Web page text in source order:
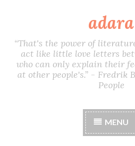
adara
“That's the power of
act like little love letters
who can only explain their
at other people's.” - Fredrik
People
MENU